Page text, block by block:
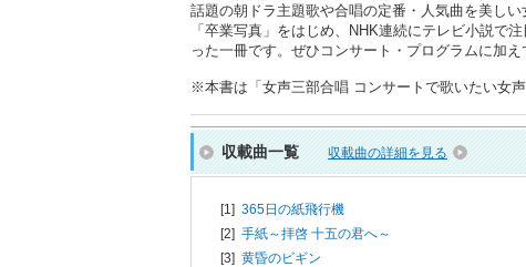
話題の朝ドラ主題歌や合唱の定番・人気曲を美し
「卒業写真」をはじめ、NHK連続にテレビ小説で
った一冊です。ぜひコンサート・プログラムに加え
※本書は「女声三部合唱 コンサートで歌いたい女
収載曲一覧 収載曲の詳細を見る
[1] 365日の紙飛行機
[2] 手紙～拝啓 十五の君へ～
[3] 黄昏のビギン